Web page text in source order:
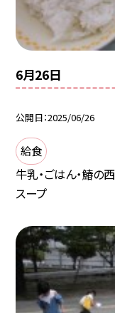
6月26日
公開日 2025/06/26
給食
牛乳・ごはん・鰆の
スープ